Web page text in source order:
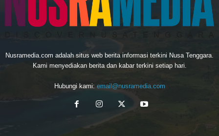
Nusramedia.com adalah situs web berita informasi terkini Nusa Tenggara.
Kami menyediakan berita dan kabar terkini setiap hari.
Hubungi kami: email@nusramedia.com